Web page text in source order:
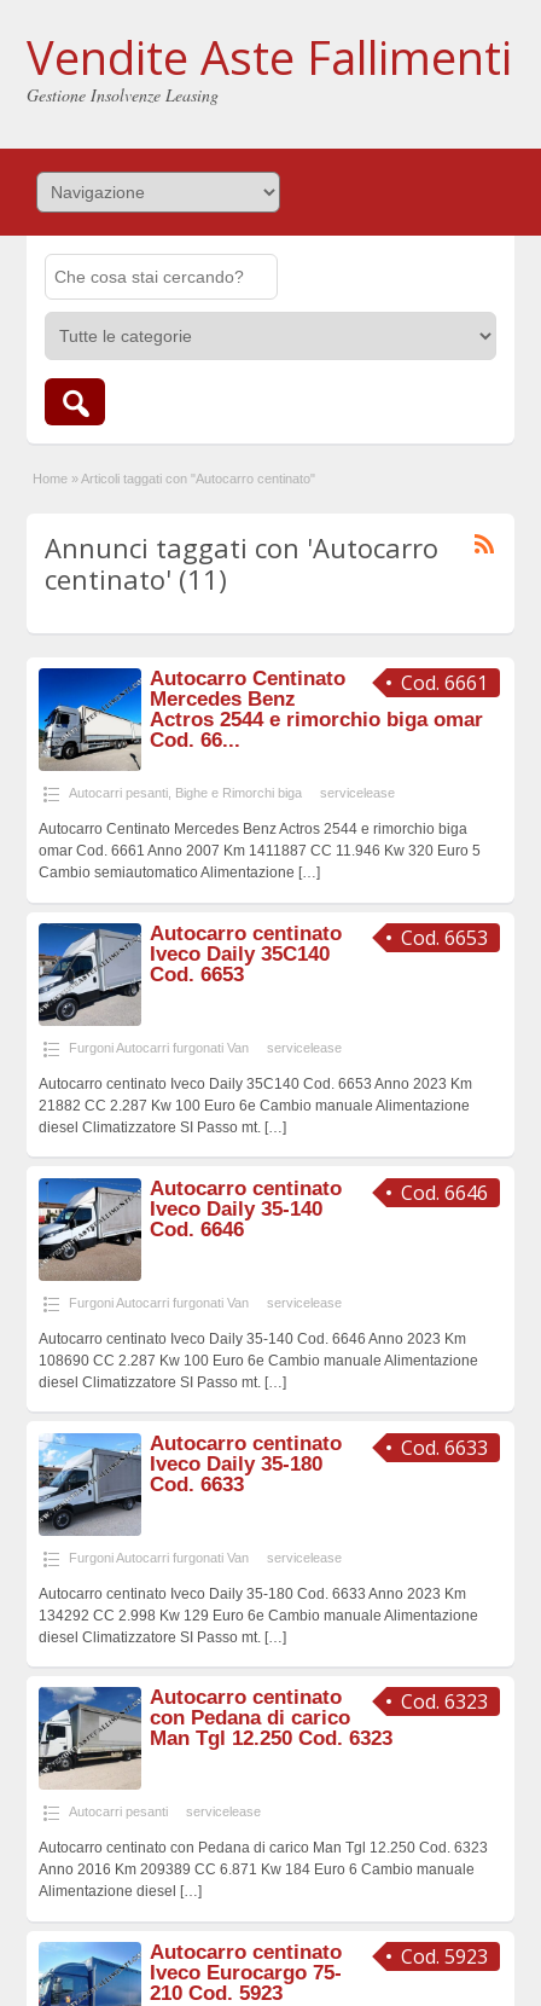
Vendite Aste Fallimenti
Gestione Insolvenze Leasing
Home » Articoli taggati con "Autocarro centinato"
Annunci taggati con 'Autocarro
centinato' (11)
Cod. 6661
Autocarro Centinato
Mercedes Benz
Actros 2544 e rimorchio biga omar
Cod. 66...
Autocarri pesanti, Bighe e Rimorchi biga servicelease
Autocarro Centinato Mercedes Benz Actros 2544 e rimorchio biga
omar Cod. 6661 Anno 2007 Km 1411887 CC 11.946 Kw 320 Euro 5
Cambio semiautomatico Alimentazione […]
Cod. 6653
Autocarro centinato
Iveco Daily 35C140
Cod. 6653
Furgoni Autocarri furgonati Van servicelease
Autocarro centinato Iveco Daily 35C140 Cod. 6653 Anno 2023 Km
21882 CC 2.287 Kw 100 Euro 6e Cambio manuale Alimentazione
diesel Climatizzatore SI Passo mt. […]
Cod. 6646
Autocarro centinato
Iveco Daily 35-140
Cod. 6646
Furgoni Autocarri furgonati Van servicelease
Autocarro centinato Iveco Daily 35-140 Cod. 6646 Anno 2023 Km
108690 CC 2.287 Kw 100 Euro 6e Cambio manuale Alimentazione
diesel Climatizzatore SI Passo mt. […]
Cod. 6633
Autocarro centinato
Iveco Daily 35-180
Cod. 6633
Furgoni Autocarri furgonati Van servicelease
Autocarro centinato Iveco Daily 35-180 Cod. 6633 Anno 2023 Km
134292 CC 2.998 Kw 129 Euro 6e Cambio manuale Alimentazione
diesel Climatizzatore SI Passo mt. […]
Cod. 6323
Autocarro centinato
con Pedana di carico
Man Tgl 12.250 Cod. 6323
Autocarri pesanti servicelease
Autocarro centinato con Pedana di carico Man Tgl 12.250 Cod. 6323
Anno 2016 Km 209389 CC 6.871 Kw 184 Euro 6 Cambio manuale
Alimentazione diesel
[…]
Cod. 5923
Autocarro centinato
Iveco Eurocargo 75-
210 Cod. 5923